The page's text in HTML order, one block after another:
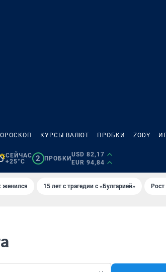
КУРСЫ ВАЛЮТ ПРОБКИ ZODY
СЕЙЧАС
+25°C
2 ПРОБКИ
USD 82,17
EUR 94,84
женился 15 лет с трагедии с «Булгарией»